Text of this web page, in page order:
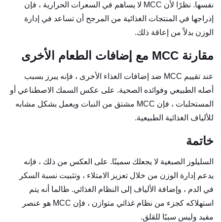
نفسها. نظرًا لأن MCC لا يساهم في السعرات الحرارية ، فإن
إدراجها في المنتجات الغذائية من المرجح أن تساعد في إدارة
الوزن بدلاً من إعاقة ذلك.
مقارنة MCC مع إضافات الطعام الأخرى
عند تقييم MCC ضد إضافات الغذاء الأخرى ، فإنه يبرز بسبب
أصله الطبيعي وفوائده الصحية. على عكس السمك الاصطناعي أو
المستحلبات ، فإن MCC مشتق من النبات ويعمل بشكل مشابه
للألياف الغذائية الطبيعية.
خاتمة
السليلوز الصبغية لا يجعلك سمينًا. على العكس من ذلك ، فإنه
يدعم إدارة الوزن من خلال تعزيز الامتلاء ، وتثبيت نسبة السكر
في الدم ، وإضافة الألياف إلى النظام الغذائي. طالما أنه يتم
استهلاكه كجزء من نظام غذائي متوازن ، فإن MCC هو عنصر
مفيد وليس سببًا للقلق.